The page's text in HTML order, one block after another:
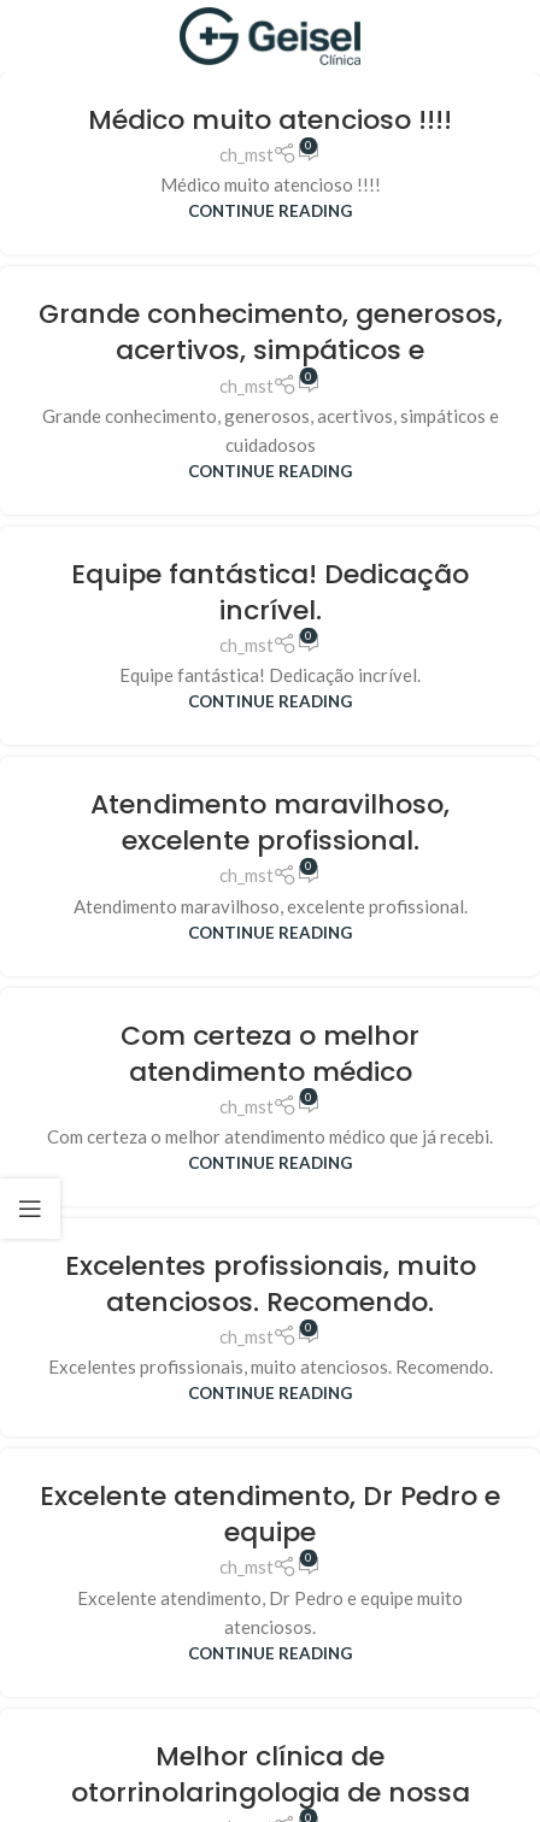
Médico muito atencioso !!!!
ch_mst 0
Médico muito atencioso !!!!
CONTINUE READING
Grande conhecimento, generosos,
acertivos, simpáticos e
ch_mst 0
Grande conhecimento, generosos, acertivos, simpáticos e
cuidadosos
CONTINUE READING
Equipe fantástica! Dedicação
incrível.
ch_mst 0
Equipe fantástica! Dedicação incrível.
CONTINUE READING
Atendimento maravilhoso,
excelente profissional.
ch_mst 0
Atendimento maravilhoso, excelente profissional.
CONTINUE READING
Com certeza o melhor
atendimento médico
ch_mst 0
Com certeza o melhor atendimento médico que já recebi.
CONTINUE READING
Excelentes profissionais, muito
atenciosos. Recomendo.
ch_mst 0
Excelentes profissionais, muito atenciosos. Recomendo.
CONTINUE READING
Excelente atendimento, Dr Pedro e
equipe
ch_mst 0
Excelente atendimento, Dr Pedro e equipe muito
atenciosos.
CONTINUE READING
Melhor clínica de
otorrinolaringologia de nossa
0